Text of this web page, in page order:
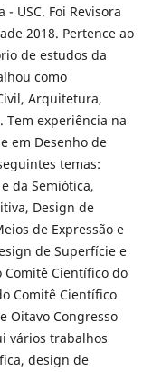
USC. Foi Revisora
2018. Pertence ao
de estudos da
como
Arquitetura,
Tem experiência na
em Desenho de
temas:
da Semiótica,
Design de
de Expressão e
de Superfície e
Científico do
Comitê Científico
Oitavo Congresso
vários trabalhos
design de